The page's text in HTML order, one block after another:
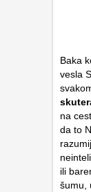
Baka
vesla
na
da to
ili
šumu,